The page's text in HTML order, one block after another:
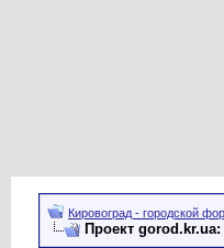
Кировоград - городской
Проект